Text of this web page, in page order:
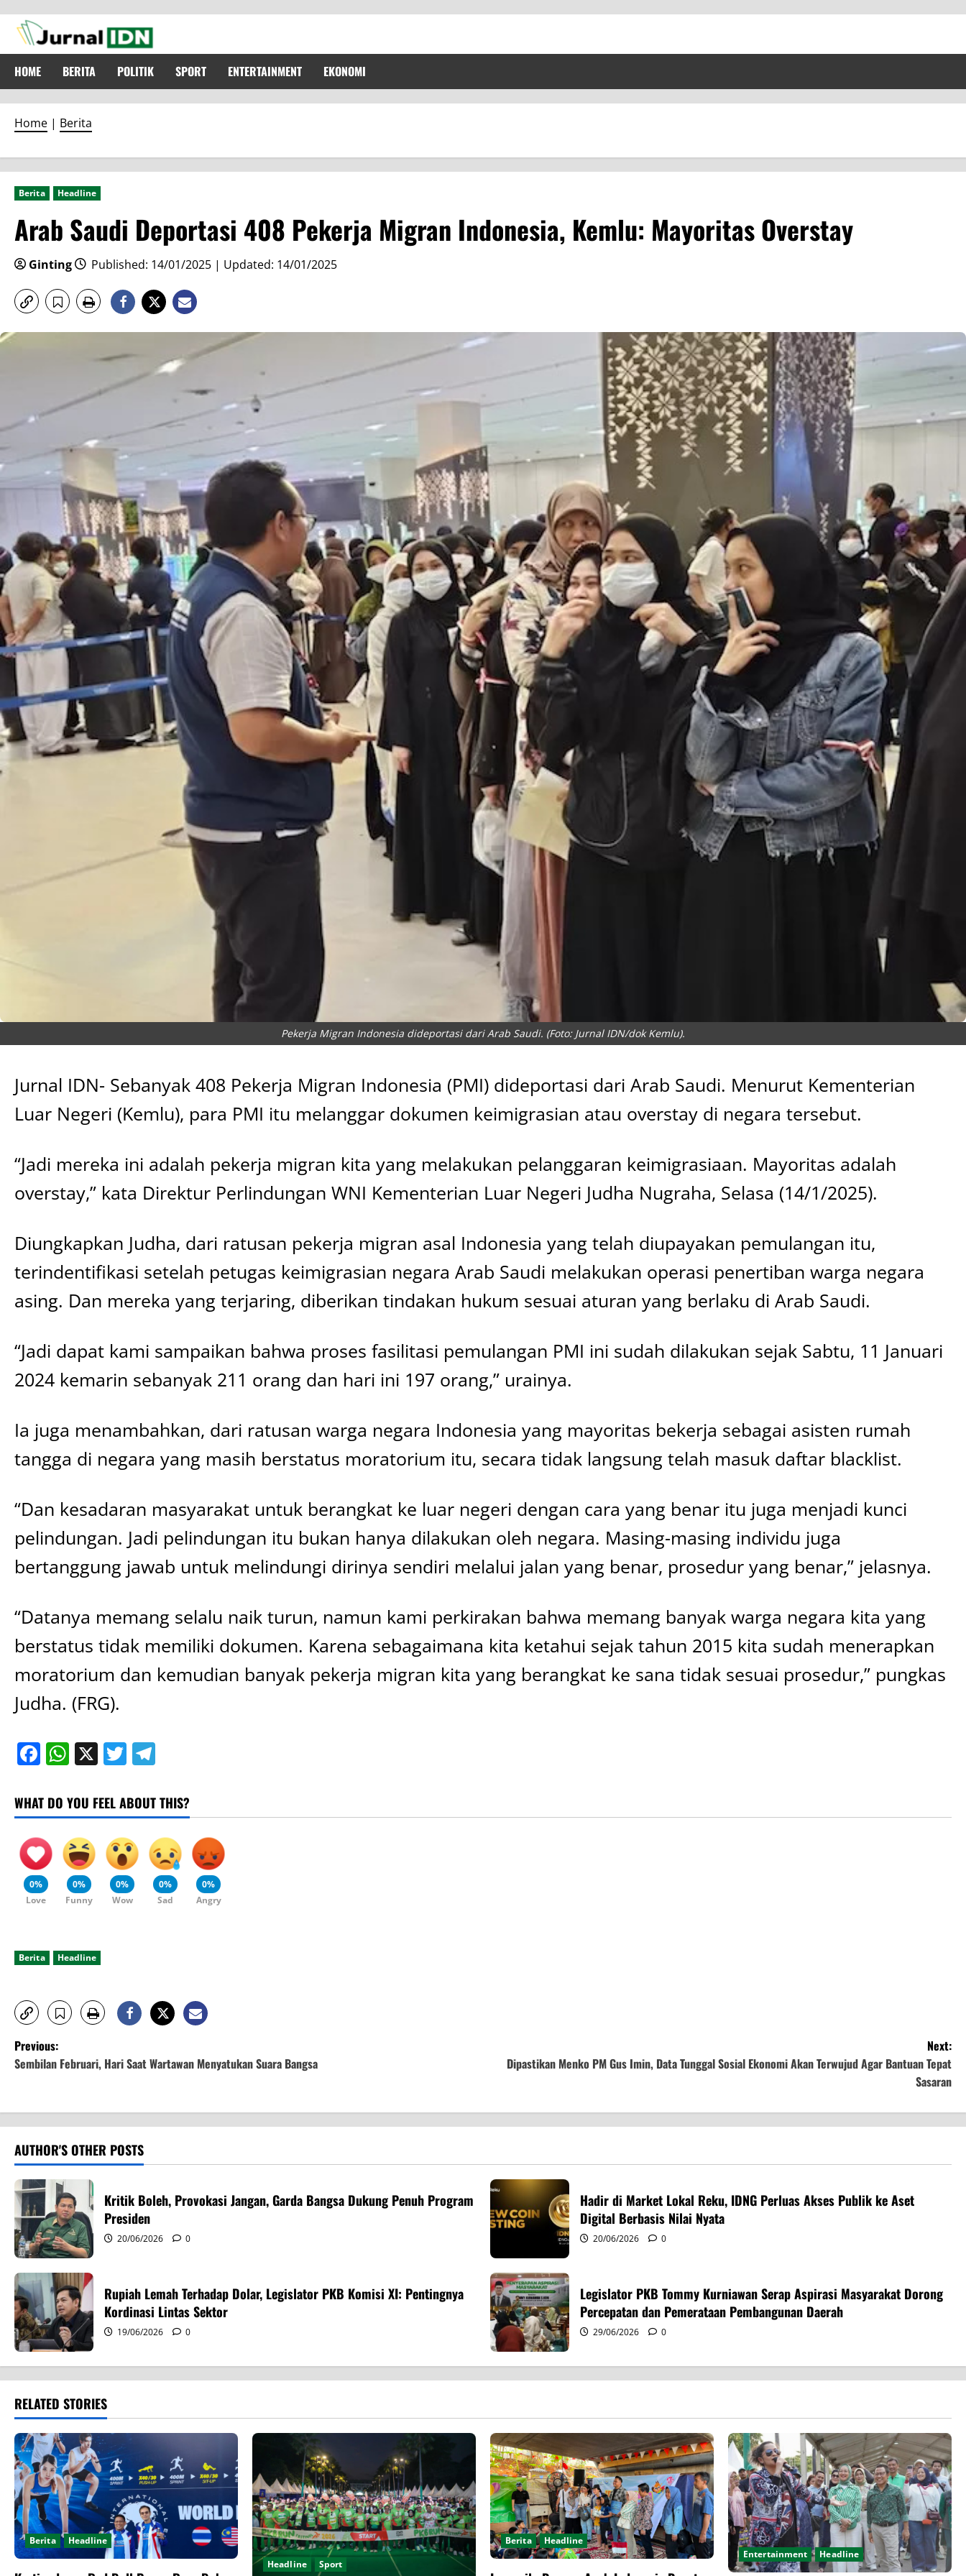
Skip
content
HOME BERITA POLITIK SPORT ENTERTAINMENT EKONOMI
Home | Berita
Berita Headline
Arab Saudi Deportasi 408 Pekerja Migran Indonesia, Kemlu: Mayoritas Overstay
Ginting Published: 14/01/2025 | Updated: 14/01/2025
Pekerja Migran Indonesia dideportasi dari Arab Saudi. (Foto: Jurnal IDN/dok Kemlu).
Jurnal IDN- Sebanyak 408 Pekerja Migran Indonesia (PMI) dideportasi dari Arab Saudi. Menurut Kementerian
Luar Negeri (Kemlu), para PMI itu melanggar dokumen keimigrasian atau overstay di negara tersebut.
“Jadi mereka ini adalah pekerja migran kita yang melakukan pelanggaran keimigrasiaan. Mayoritas adalah
overstay,” kata Direktur Perlindungan WNI Kementerian Luar Negeri Judha Nugraha, Selasa (14/1/2025).
Diungkapkan Judha, dari ratusan pekerja migran asal Indonesia yang telah diupayakan pemulangan itu,
terindentifikasi setelah petugas keimigrasian negara Arab Saudi melakukan operasi penertiban warga negara
asing. Dan mereka yang terjaring, diberikan tindakan hukum sesuai aturan yang berlaku di Arab Saudi.
“Jadi dapat kami sampaikan bahwa proses fasilitasi pemulangan PMI ini sudah dilakukan sejak Sabtu, 11 Januari
2024 kemarin sebanyak 211 orang dan hari ini 197 orang,” urainya.
Ia juga menambahkan, dari ratusan warga negara Indonesia yang mayoritas bekerja sebagai asisten rumah
tangga di negara yang masih berstatus moratorium itu, secara tidak langsung telah masuk daftar blacklist.
“Dan kesadaran masyarakat untuk berangkat ke luar negeri dengan cara yang benar itu juga menjadi kunci
pelindungan. Jadi pelindungan itu bukan hanya dilakukan oleh negara. Masing-masing individu juga
bertanggung jawab untuk melindungi dirinya sendiri melalui jalan yang benar, prosedur yang benar,” jelasnya.
“Datanya memang selalu naik turun, namun kami perkirakan bahwa memang banyak warga negara kita yang
berstatus tidak memiliki dokumen. Karena sebagaimana kita ketahui sejak tahun 2015 kita sudah menerapkan
moratorium dan kemudian banyak pekerja migran kita yang berangkat ke sana tidak sesuai prosedur,” pungkas
Judha. (FRG).
Facebook
WhatsApp
X Twitter
WHAT DO YOU FEEL ABOUT THIS?
0%
Love
0%
Funny
0%
Wow
0%
Sad
0%
Angry
Berita Headline
P
s
t
n
a
v
i
g
a
t
i
o
n
Previous:
Sembilan Februari, Hari Saat Wartawan Menyatukan Suara Bangsa
Next:
Dipastikan Menko PM Gus Imin, Data Tunggal Sosial Ekonomi Akan Terwujud Agar Bantuan Tepat
Sasaran
AUTHOR'S OTHER POSTS
Kritik Boleh, Provokasi Jangan, Garda Bangsa Dukung Penuh Program
Presiden
20/06/2026 0
Hadir di Market Lokal Reku, IDNG Perluas Akses Publik ke Aset
Digital Berbasis Nilai Nyata
20/06/2026 0
Rupiah Lemah Terhadap Dolar, Legislator PKB Komisi XI: Pentingnya
Kordinasi Lintas Sektor
19/06/2026 0
Legislator PKB Tommy Kurniawan Serap Aspirasi Masyarakat Dorong
Percepatan dan Pemerataan Pembangunan Daerah
29/06/2026 0
RELATED STORIES
Berita Headline
Headline Sport
Berita Headline
Entertainment Headline